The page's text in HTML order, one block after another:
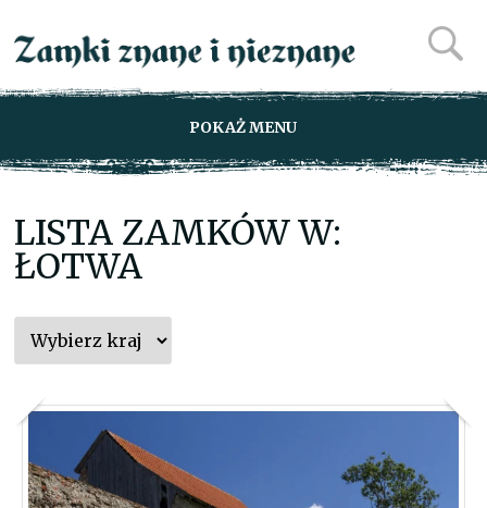
POKAŻ MENU
LISTA ZAMKÓW W:
ŁOTWA